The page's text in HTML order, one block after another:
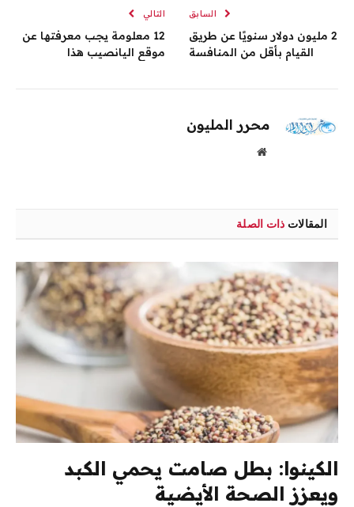
السابق
2 مليون دولار سنويًا عن طريق
القيام بأقل من المنافسة
التالي
12 معلومة يجب معرفتها عن
موقع اليانصيب هذا
محرر المليون
موقع
المقالات ذات الصلة
الكينوا: بطل صامت يحمي الكبد
ويعزز الصحة الأيضية